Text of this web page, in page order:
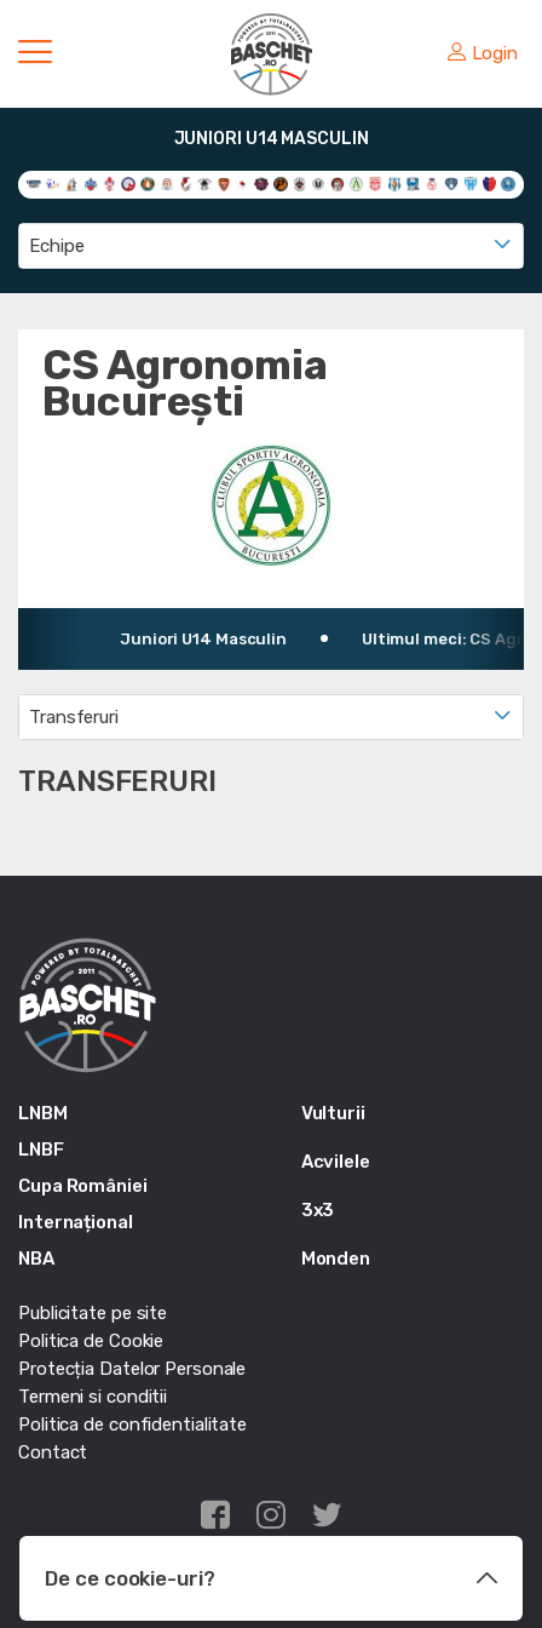
Login
JUNIORI U14 MASCULIN
Echipe
CS Agronomia
București
Juniori U14 Masculin Ultimul meci: CS
Transferuri
TRANSFERURI
LNBM
LNBF
Cupa României
Internațional
NBA
Vulturii
Acvilele
3x3
Monden
Publicitate pe site
Politica de Cookie
Protecția Datelor Personale
Termeni si conditii
Politica de confidentialitate
Contact
Edris Digital Agency
De ce cookie-uri?